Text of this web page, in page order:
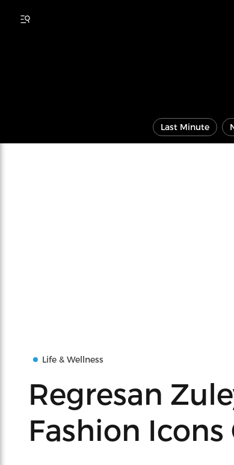
Last Minute
Life & Wellness
Regresan
Fashion Icons